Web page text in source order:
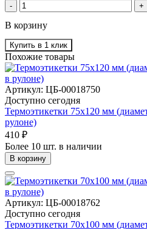
- +
В корзину
Купить в 1 клик
Похожие товары
Артикул: ЦБ-00018750
Доступно сегодня
Термоэтикетки 75х120 мм
рулоне)
410 ₽
Более 10 шт. в наличии
В корзину
Артикул: ЦБ-00018762
Доступно сегодня
Термоэтикетки 70х100 мм